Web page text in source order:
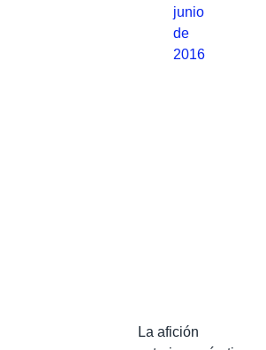
junio
de
2016
La afición